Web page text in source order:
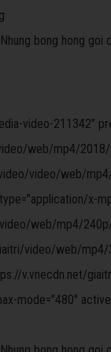
video-211342"
web/mp4/2018/
video/web/
x-
web/mp4/
video/web/
v.vnecdn.net/
mode="480"